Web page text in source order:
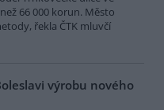
66 000 korun. Město
řekla ČTK mluvčí
výrobu nového